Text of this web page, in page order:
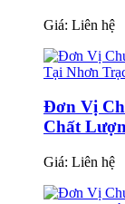
Giá: Liên hệ
Đơn Vị
Chất
Giá: Liên hệ